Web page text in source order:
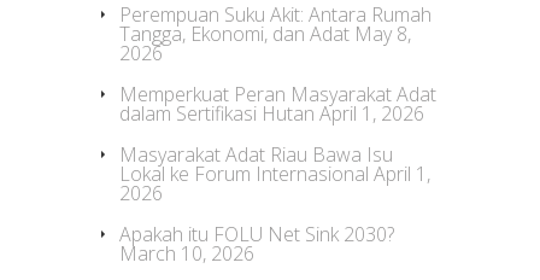
Perempuan Suku Akit: Antara Rumah
Tangga, Ekonomi, dan Adat May 8,
2026
Memperkuat Peran Masyarakat Adat
dalam Sertifikasi Hutan April 1, 2026
Masyarakat Adat Riau Bawa Isu
Lokal ke Forum Internasional April 1,
2026
Apakah itu FOLU Net Sink 2030?
March 10, 2026